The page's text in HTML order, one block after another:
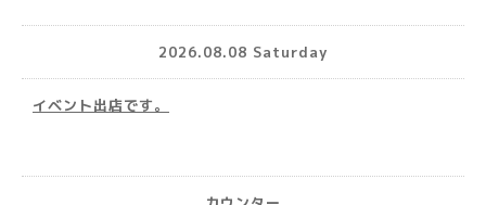
2026.08.08 Saturday
イベント出店です。